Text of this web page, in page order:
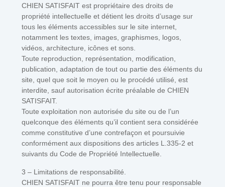
CHIEN SATISFAIT est propriétaire des droits de
propriété intellectuelle et détient les droits d’usage sur
tous les éléments accessibles sur le site internet,
notamment les textes, images, graphismes, logos,
vidéos, architecture, icônes et sons.
Toute reproduction, représentation, modification,
publication, adaptation de tout ou partie des éléments du
site, quel que soit le moyen ou le procédé utilisé, est
interdite, sauf autorisation écrite préalable de CHIEN
SATISFAIT.
Toute exploitation non autorisée du site ou de l’un
quelconque des éléments qu’il contient sera considérée
comme constitutive d’une contrefaçon et poursuivie
conformément aux dispositions des articles L.335-2 et
suivants du Code de Propriété Intellectuelle.
3 – Limitations de responsabilité.
CHIEN SATISFAIT ne pourra être tenu pour responsable